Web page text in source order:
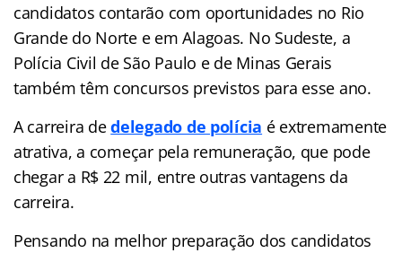
candidatos contarão com oportunidades no Rio
Grande do Norte e em Alagoas. No Sudeste, a
Polícia Civil de São Paulo e de Minas Gerais
também têm concursos previstos para esse ano.
A carreira dedelegado de polícia é extremamente
atrativa, a começar pela remuneração, que pode
chegar a R$ 22 mil, entre outras vantagens da
carreira.
Pensando na melhor preparação dos candidatos